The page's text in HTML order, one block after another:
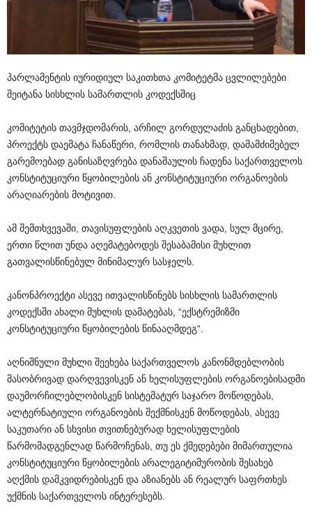
პარლამენტის იურიდიულ საკითხთა კომიტეტმა ცვლილებები
შეიტანა სისხლის სამართლის კოდექსშიც
კომიტეტის თავმჯდომარის, არჩილ გორდულაძის განცხადებით,
პროექტს დაემატა ჩანაწერი, რომლის თანახმად, დამამძიმებელ
გარემოებად განისაზღვრება დანაშაულის ჩადენა საქართველოს
კონსტიტუციური წყობილების ან კონსტიტუციური ორგანოების
არაღიარების მოტივით.
ამ შემთხვევაში, თავისუფლების აღკვეთის ვადა, სულ მცირე,
ერთი წლით უნდა აღემატებოდეს შესაბამისი მუხლით
გათვალისწინებულ მინიმალურ სასჯელს.
კანონპროექტი ასევე ითვალისწინებს სისხლის სამართლის
კოდექსში ახალი მუხლის დამატებას, “ექსტრემიზმი
კონსტიტუციური წყობილების წინააღმდეგ“.
აღნიშნული მუხლი შეეხება საქართველოს კანონმდებლობის
მასობრივად დარღვევისკენ ან ხელისუფლების ორგანოებისადმი
დაუმორჩილებლობისკენ სისტემატურ საჯარო მოწოდებას,
ალტერნატიული ორგანოების შექმნისკენ მოწოდებას, ასევე
საკუთარი ან სხვისი თვითნებურად ხელისუფლების
წარმომადგენლად წარმოჩენას, თუ ეს ქმედებები მიმართულია
კონსტიტუციური წყობილების არალეგიტიმურობის შესახებ
აღქმის დამკვიდრებისკენ და აზიანებს ან რეალურ საფრთხეს
უქმნის საქართველოს ინტერესებს.